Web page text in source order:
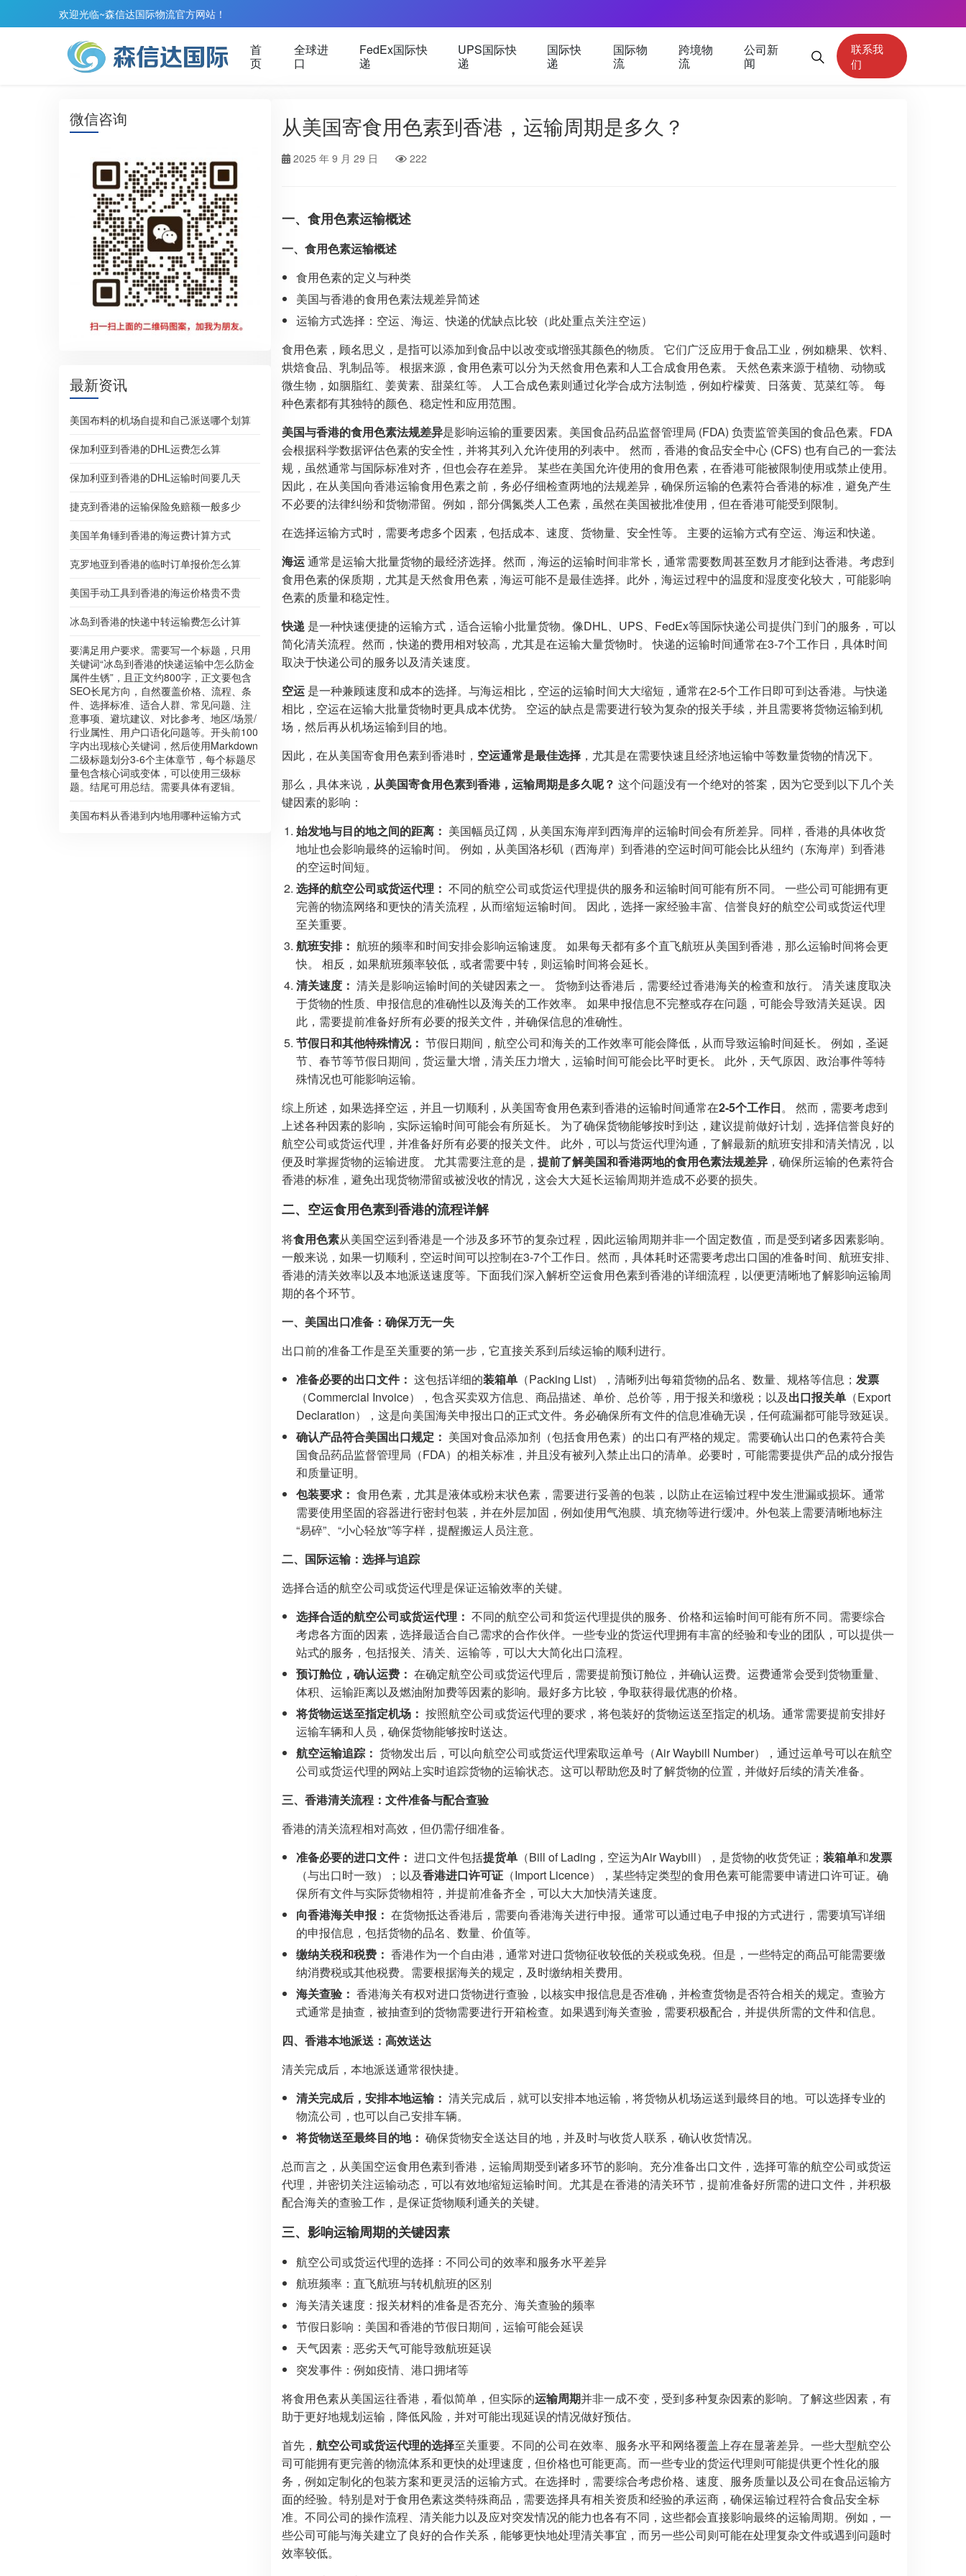
欢迎光临~森信达国际物流官方网站！
首
页
全球进
口
FedEx国际快
递
UPS国际快
递
国际快
递
国际物
流
跨境物
流
公司新
闻
联系我
们
微信咨询
最新资讯
美国布料的机场自提和自己派送哪个划算
保加利亚到香港的DHL运费怎么算
保加利亚到香港的DHL运输时间要几天
捷克到香港的运输保险免赔额一般多少
美国羊角锤到香港的海运费计算方式
克罗地亚到香港的临时订单报价怎么算
美国手动工具到香港的海运价格贵不贵
冰岛到香港的快递中转运输费怎么计算
要满足用户要求。需要写一个标题，只用
关键词“冰岛到香港的快递运输中怎么防金
属件生锈”，且正文约800字，正文要包含
SEO长尾方向，自然覆盖价格、流程、条
件、选择标准、适合人群、常见问题、注
意事项、避坑建议、对比参考、地区/场景/
行业属性、用户口语化问题等。开头前100
字内出现核心关键词，然后使用Markdown
二级标题划分3-6个主体章节，每个标题尽
量包含核心词或变体，可以使用三级标
题。结尾可用总结。需要具体有逻辑。
美国布料从香港到内地用哪种运输方式
从美国寄食用色素到香港，运输周期是多久？
2025 年 9 月 29 日 222
一、食用色素运输概述
一、食用色素运输概述
食用色素的定义与种类
美国与香港的食用色素法规差异简述
运输方式选择：空运、海运、快递的优缺点比较（此处重点关注空运）
食用色素，顾名思义，是指可以添加到食品中以改变或增强其颜色的物质。 它们广泛应用于食品工业，例如糖果、饮料、
烘焙食品、乳制品等。 根据来源，食用色素可以分为天然食用色素和人工合成食用色素。 天然色素来源于植物、动物或
微生物，如胭脂红、姜黄素、甜菜红等。 人工合成色素则通过化学合成方法制造，例如柠檬黄、日落黄、苋菜红等。 每
种色素都有其独特的颜色、稳定性和应用范围。
美国与香港的食用色素法规差异是影响运输的重要因素。美国食品药品监督管理局 (FDA) 负责监管美国的食品色素。FDA
会根据科学数据评估色素的安全性，并将其列入允许使用的列表中。 然而，香港的食品安全中心 (CFS) 也有自己的一套法
规，虽然通常与国际标准对齐，但也会存在差异。 某些在美国允许使用的食用色素，在香港可能被限制使用或禁止使用。
因此，在从美国向香港运输食用色素之前，务必仔细检查两地的法规差异，确保所运输的色素符合香港的标准，避免产生
不必要的法律纠纷和货物滞留。例如，部分偶氮类人工色素，虽然在美国被批准使用，但在香港可能受到限制。
在选择运输方式时，需要考虑多个因素，包括成本、速度、货物量、安全性等。 主要的运输方式有空运、海运和快递。
海运通常是运输大批量货物的最经济选择。然而，海运的运输时间非常长，通常需要数周甚至数月才能到达香港。考虑到
食用色素的保质期，尤其是天然食用色素，海运可能不是最佳选择。此外，海运过程中的温度和湿度变化较大，可能影响
色素的质量和稳定性。
快递 是一种快速便捷的运输方式，适合运输小批量货物。像DHL、UPS、FedEx等国际快递公司提供门到门的服务，可以
简化清关流程。然而，快递的费用相对较高，尤其是在运输大量货物时。 快递的运输时间通常在3-7个工作日，具体时间
取决于快递公司的服务以及清关速度。
空运 是一种兼顾速度和成本的选择。与海运相比，空运的运输时间大大缩短，通常在2-5个工作日即可到达香港。与快递
相比，空运在运输大批量货物时更具成本优势。 空运的缺点是需要进行较为复杂的报关手续，并且需要将货物运输到机
场，然后再从机场运输到目的地。
因此，在从美国寄食用色素到香港时， 空运通常是最佳选择 ，尤其是在需要快速且经济地运输中等数量货物的情况下。
那么，具体来说， 从美国寄食用色素到香港，运输周期是多久呢？ 这个问题没有一个绝对的答案，因为它受到以下几个关
键因素的影响：
始发地与目的地之间的距离： 美国幅员辽阔，从美国东海岸到西海岸的运输时间会有所差异。同样，香港的具体收货
地址也会影响最终的运输时间。 例如，从美国洛杉矶（西海岸）到香港的空运时间可能会比从纽约（东海岸）到香港
的空运时间短。
选择的航空公司或货运代理： 不同的航空公司或货运代理提供的服务和运输时间可能有所不同。 一些公司可能拥有更
完善的物流网络和更快的清关流程，从而缩短运输时间。 因此，选择一家经验丰富、信誉良好的航空公司或货运代理
至关重要。
航班安排： 航班的频率和时间安排会影响运输速度。 如果每天都有多个直飞航班从美国到香港，那么运输时间将会更
快。 相反，如果航班频率较低，或者需要中转，则运输时间将会延长。
清关速度： 清关是影响运输时间的关键因素之一。 货物到达香港后，需要经过香港海关的检查和放行。 清关速度取决
于货物的性质、申报信息的准确性以及海关的工作效率。 如果申报信息不完整或存在问题，可能会导致清关延误。因
此，需要提前准备好所有必要的报关文件，并确保信息的准确性。
节假日和其他特殊情况： 节假日期间，航空公司和海关的工作效率可能会降低，从而导致运输时间延长。 例如，圣诞
节、春节等节假日期间，货运量大增，清关压力增大，运输时间可能会比平时更长。 此外，天气原因、政治事件等特
殊情况也可能影响运输。
综上所述，如果选择空运，并且一切顺利，从美国寄食用色素到香港的运输时间通常在2-5个工作日。 然而，需要考虑到
上述各种因素的影响，实际运输时间可能会有所延长。 为了确保货物能够按时到达，建议提前做好计划，选择信誉良好的
航空公司或货运代理，并准备好所有必要的报关文件。 此外，可以与货运代理沟通，了解最新的航班安排和清关情况，以
便及时掌握货物的运输进度。 尤其需要注意的是， 提前了解美国和香港两地的食用色素法规差异 ，确保所运输的色素符合
香港的标准，避免出现货物滞留或被没收的情况，这会大大延长运输周期并造成不必要的损失。
二、空运食用色素到香港的流程详解
将食用色素从美国空运到香港是一个涉及多环节的复杂过程，因此运输周期并非一个固定数值，而是受到诸多因素影响。
一般来说，如果一切顺利，空运时间可以控制在3-7个工作日。然而，具体耗时还需要考虑出口国的准备时间、航班安排、
香港的清关效率以及本地派送速度等。下面我们深入解析空运食用色素到香港的详细流程，以便更清晰地了解影响运输周
期的各个环节。
一、美国出口准备：确保万无一失
出口前的准备工作是至关重要的第一步，它直接关系到后续运输的顺利进行。
准备必要的出口文件： 这包括详细的装箱单 （Packing List），清晰列出每箱货物的品名、数量、规格等信息； 发票
（Commercial Invoice），包含买卖双方信息、商品描述、单价、总价等，用于报关和缴税；以及出口报关单 （Export
Declaration），这是向美国海关申报出口的正式文件。务必确保所有文件的信息准确无误，任何疏漏都可能导致延误。
确认产品符合美国出口规定： 美国对食品添加剂（包括食用色素）的出口有严格的规定。需要确认出口的色素符合美
国食品药品监督管理局（FDA）的相关标准，并且没有被列入禁止出口的清单。必要时，可能需要提供产品的成分报告
和质量证明。
包装要求： 食用色素，尤其是液体或粉末状色素，需要进行妥善的包装，以防止在运输过程中发生泄漏或损坏。通常
需要使用坚固的容器进行密封包装，并在外层加固，例如使用气泡膜、填充物等进行缓冲。外包装上需要清晰地标注
“易碎”、“小心轻放”等字样，提醒搬运人员注意。
二、国际运输：选择与追踪
选择合适的航空公司或货运代理是保证运输效率的关键。
选择合适的航空公司或货运代理： 不同的航空公司和货运代理提供的服务、价格和运输时间可能有所不同。需要综合
考虑各方面的因素，选择最适合自己需求的合作伙伴。一些专业的货运代理拥有丰富的经验和专业的团队，可以提供一
站式的服务，包括报关、清关、运输等，可以大大简化出口流程。
预订舱位，确认运费： 在确定航空公司或货运代理后，需要提前预订舱位，并确认运费。运费通常会受到货物重量、
体积、运输距离以及燃油附加费等因素的影响。最好多方比较，争取获得最优惠的价格。
将货物运送至指定机场： 按照航空公司或货运代理的要求，将包装好的货物运送至指定的机场。通常需要提前安排好
运输车辆和人员，确保货物能够按时送达。
航空运输追踪： 货物发出后，可以向航空公司或货运代理索取运单号（Air Waybill Number），通过运单号可以在航空
公司或货运代理的网站上实时追踪货物的运输状态。这可以帮助您及时了解货物的位置，并做好后续的清关准备。
三、香港清关流程：文件准备与配合查验
香港的清关流程相对高效，但仍需仔细准备。
准备必要的进口文件： 进口文件包括提货单 （Bill of Lading，空运为Air Waybill），是货物的收货凭证； 装箱单和发票
（与出口时一致）；以及香港进口许可证 （Import Licence），某些特定类型的食用色素可能需要申请进口许可证。确
保所有文件与实际货物相符，并提前准备齐全，可以大大加快清关速度。
向香港海关申报： 在货物抵达香港后，需要向香港海关进行申报。通常可以通过电子申报的方式进行，需要填写详细
的申报信息，包括货物的品名、数量、价值等。
缴纳关税和税费： 香港作为一个自由港，通常对进口货物征收较低的关税或免税。但是，一些特定的商品可能需要缴
纳消费税或其他税费。需要根据海关的规定，及时缴纳相关费用。
海关查验： 香港海关有权对进口货物进行查验，以核实申报信息是否准确，并检查货物是否符合相关的规定。查验方
式通常是抽查，被抽查到的货物需要进行开箱检查。如果遇到海关查验，需要积极配合，并提供所需的文件和信息。
四、香港本地派送：高效送达
清关完成后，本地派送通常很快捷。
清关完成后，安排本地运输： 清关完成后，就可以安排本地运输，将货物从机场运送到最终目的地。可以选择专业的
物流公司，也可以自己安排车辆。
将货物送至最终目的地： 确保货物安全送达目的地，并及时与收货人联系，确认收货情况。
总而言之，从美国空运食用色素到香港，运输周期受到诸多环节的影响。充分准备出口文件，选择可靠的航空公司或货运
代理，并密切关注运输动态，可以有效地缩短运输时间。尤其是在香港的清关环节，提前准备好所需的进口文件，并积极
配合海关的查验工作，是保证货物顺利通关的关键。
三、影响运输周期的关键因素
航空公司或货运代理的选择：不同公司的效率和服务水平差异
航班频率：直飞航班与转机航班的区别
海关清关速度：报关材料的准备是否充分、海关查验的频率
节假日影响：美国和香港的节假日期间，运输可能会延误
天气因素：恶劣天气可能导致航班延误
突发事件：例如疫情、港口拥堵等
将食用色素从美国运往香港，看似简单，但实际的运输周期并非一成不变，受到多种复杂因素的影响。了解这些因素，有
助于更好地规划运输，降低风险，并对可能出现延误的情况做好预估。
首先， 航空公司或货运代理的选择至关重要。不同的公司在效率、服务水平和网络覆盖上存在显著差异。一些大型航空公
司可能拥有更完善的物流体系和更快的处理速度，但价格也可能更高。而一些专业的货运代理则可能提供更个性化的服
务，例如定制化的包装方案和更灵活的运输方式。在选择时，需要综合考虑价格、速度、服务质量以及公司在食品运输方
面的经验。特别是对于食用色素这类特殊商品，需要选择具有相关资质和经验的承运商，确保运输过程符合食品安全标
准。不同公司的操作流程、清关能力以及应对突发情况的能力也各有不同，这些都会直接影响最终的运输周期。例如，一
些公司可能与海关建立了良好的合作关系，能够更快地处理清关事宜，而另一些公司则可能在处理复杂文件或遇到问题时
效率较低。